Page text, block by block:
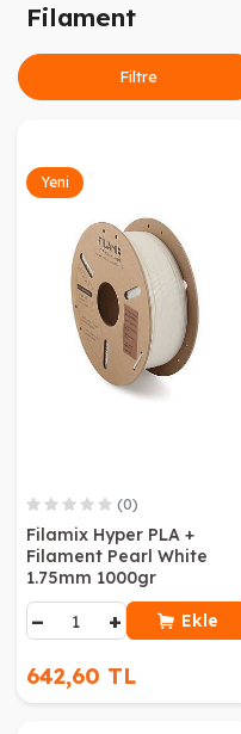
Filament
Filtre
Yeni
(0)
Filamix Hyper PLA +
Filament Pearl White
1.75mm 1000gr
− + Ekle
642,60 TL